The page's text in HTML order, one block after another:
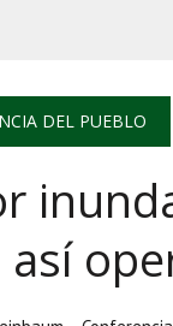
RESPALDA A LA
DEL 5 DE
DEL PUEBLO